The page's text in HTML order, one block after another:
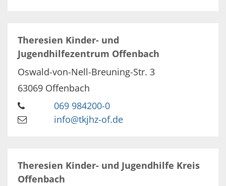
Theresien Kinder- und
Jugendhilfezentrum Offenbach
Oswald-von-Nell-Breuning-Str. 3
63069 Offenbach
069 984200-0
info@tkjhz-of.de
Theresien Kinder- und Jugendhilfe Kreis
Offenbach